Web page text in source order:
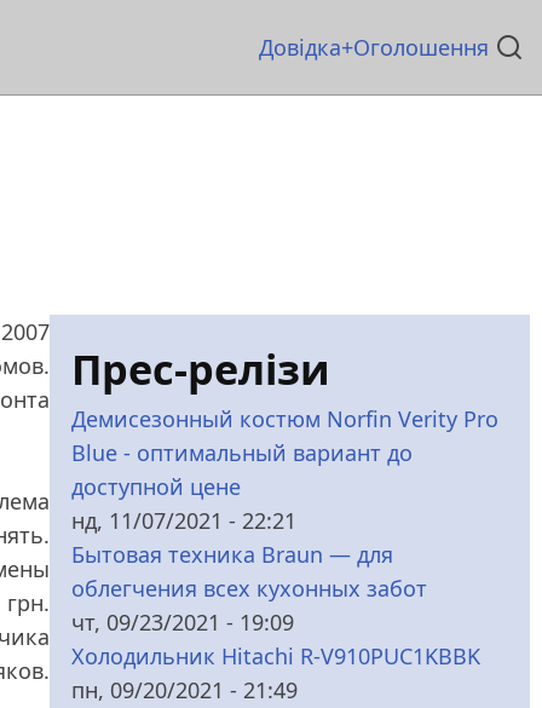
Основна
Довідка Оголошення
Прес-релізи
Демисезонный костюм Norfin Verity Pro
Blue - оптимальный вариант до
доступной цене
нд, 11/07/2021 - 22:21
Бытовая техника Braun — для
облегчения всех кухонных забот
чт, 09/23/2021 - 19:09
Холодильник Hitachi R-V910PUC1KBBK
пн, 09/20/2021 - 21:49